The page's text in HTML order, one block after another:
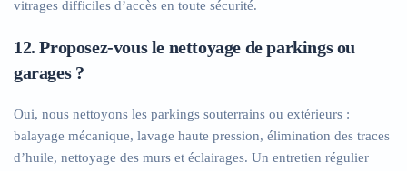
vitrages difficiles d’accès en toute sécurité.
12. Proposez-vous le nettoyage de parkings ou
garages ?
Oui, nous nettoyons les parkings souterrains ou extérieurs :
balayage mécanique, lavage haute pression, élimination des traces
d’huile, nettoyage des murs et éclairages. Un entretien régulier